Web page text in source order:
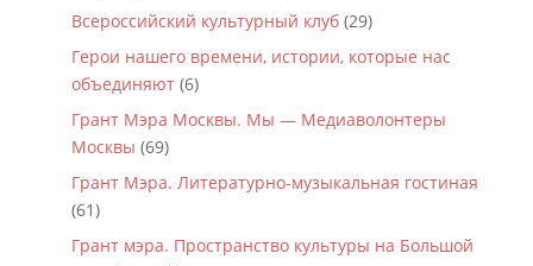
Всероссийский культурный клуб(29)
Герои нашего времени, истории, которые нас
объединяют(6)
Грант Мэра Москвы. Мы — Медиаволонтеры
Москвы (69)
Грант Мэра. Литературно-музыкальная гостиная
(61)
Грант мэра. Пространство культуры на Большой